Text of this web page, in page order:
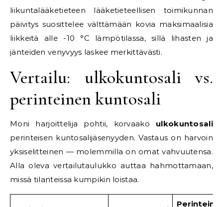
liikuntalääketieteen lääketieteellisen toimikunnan
päivitys suosittelee välttämään kovia maksimaalisia
liikkeitä alle -10 °C lämpötilassa, sillä lihasten ja
jänteiden venyvyys laskee merkittävästi.
Vertailu: ulkokuntosali vs.
perinteinen kuntosali
Moni harjoittelija pohtii, korvaako ulkokuntosali
perinteisen kuntosalijäsenyyden. Vastaus on harvoin
yksiselitteinen — molemmilla on omat vahvuutensa.
Alla oleva vertailutaulukko auttaa hahmottamaan,
missä tilanteissa kumpikin loistaa.